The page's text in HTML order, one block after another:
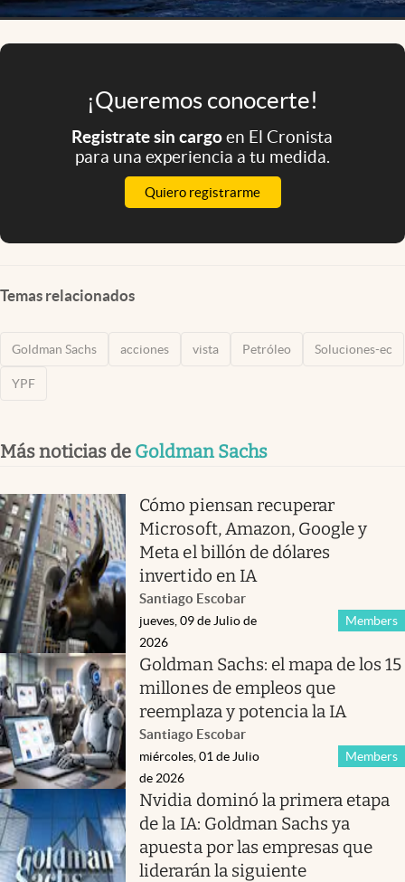
abre en nueva pestaña
Argentina
¡Queremos conocerte!
Registrate sin cargoen El Cronista
para una experiencia a tu medida.
Quiero registrarme
Temas relacionados
Goldman Sachs acciones vista Petróleo Soluciones-ec
YPF
Más noticias de Goldman Sachs
Cómo piensan recuperar
Microsoft, Amazon, Google y
Meta el billón de dólares
invertido en IA
Santiago Escobar
Members
jueves, 09 de Julio de
2026
Goldman Sachs: el mapa de los 15
millones de empleos que
reemplaza y potencia la IA
Santiago Escobar
Members
miércoles, 01 de Julio
de 2026
Nvidia dominó la primera etapa
de la IA: Goldman Sachs ya
apuesta por las empresas que
liderarán la siguiente